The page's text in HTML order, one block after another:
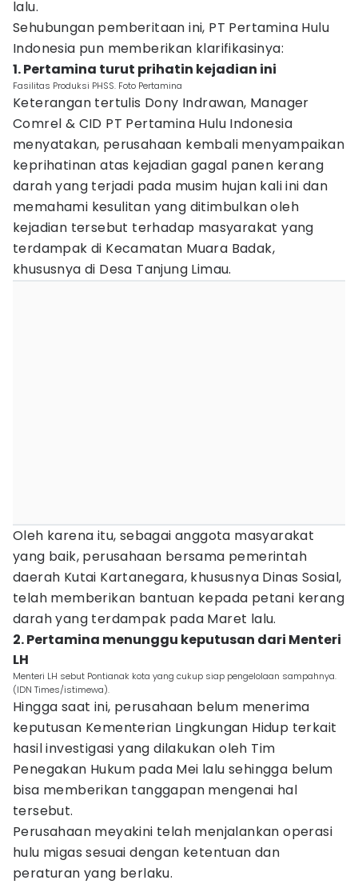
lalu.
Sehubungan pemberitaan ini, PT Pertamina Hulu
Indonesia pun memberikan klarifikasinya:
1. Pertamina turut prihatin kejadian ini
Fasilitas Produksi PHSS. Foto Pertamina
Keterangan tertulis Dony Indrawan, Manager
Comrel & CID PT Pertamina Hulu Indonesia
menyatakan, perusahaan kembali menyampaikan
keprihatinan atas kejadian gagal panen kerang
darah yang terjadi pada musim hujan kali ini dan
memahami kesulitan yang ditimbulkan oleh
kejadian tersebut terhadap masyarakat yang
terdampak di Kecamatan Muara Badak,
khususnya di Desa Tanjung Limau.
Oleh karena itu, sebagai anggota masyarakat
yang baik, perusahaan bersama pemerintah
daerah Kutai Kartanegara, khususnya Dinas Sosial,
telah memberikan bantuan kepada petani kerang
darah yang terdampak pada Maret lalu.
2. Pertamina menunggu keputusan dari Menteri
LH
Menteri LH sebut Pontianak kota yang cukup siap pengelolaan sampahnya.
(IDN Times/istimewa).
Hingga saat ini, perusahaan belum menerima
keputusan Kementerian Lingkungan Hidup terkait
hasil investigasi yang dilakukan oleh Tim
Penegakan Hukum pada Mei lalu sehingga belum
bisa memberikan tanggapan mengenai hal
tersebut.
Perusahaan meyakini telah menjalankan operasi
hulu migas sesuai dengan ketentuan dan
peraturan yang berlaku.